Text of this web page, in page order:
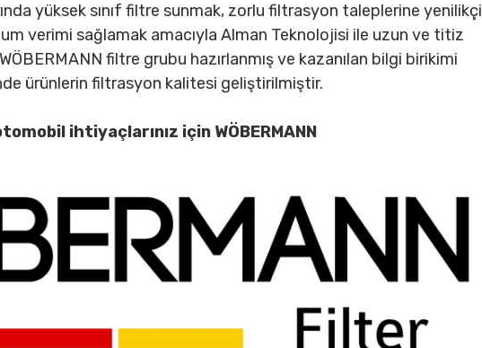
yüksek sınıf filtre sunmak, zorlu filtrasyon taleplerine yenilikçi
verimi sağlamak amacıyla Alman Teknolojisi ile uzun ve titiz
filtre grubu hazırlanmış ve kazanılan bilgi birikimi
ürünlerin filtrasyon kalitesi geliştirilmiştir.
ihtiyaçlarınız için WÖBERMANN